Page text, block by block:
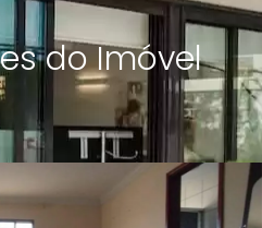
do Imóvel